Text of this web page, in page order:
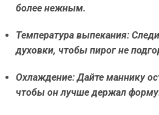
более нежным.
Температура выпекания:
духовки, чтобы пирог не
Охлаждение:Дайте маннику
чтобы он лучше держал